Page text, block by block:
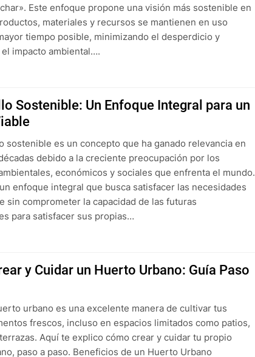
Este enfoque propone una visión más sostenible en
materiales y recursos se mantienen en uso
tiempo posible, minimizando el desperdicio y
impacto ambiental….
Sostenible: Un Enfoque Integral para un
sostenible es un concepto que ha ganado relevancia en
debido a la creciente preocupación por los
económicos y sociales que enfrenta el mundo.
enfoque integral que busca satisfacer las necesidades
sin comprometer la capacidad de las futuras
para satisfacer sus propias…
y Cuidar un Huerto Urbano: Guía Paso
urbano es una excelente manera de cultivar tus
frescos, incluso en espacios limitados como patios,
Aquí te explico cómo crear y cuidar tu propio
paso a paso. Beneficios de un Huerto Urbano